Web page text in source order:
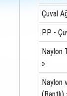
Çuval
PP -
Naylon
»
Naylon